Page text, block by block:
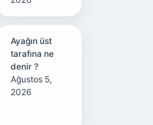
Ayağın üst
tarafına ne
denir ?
Ağustos 5,
2026